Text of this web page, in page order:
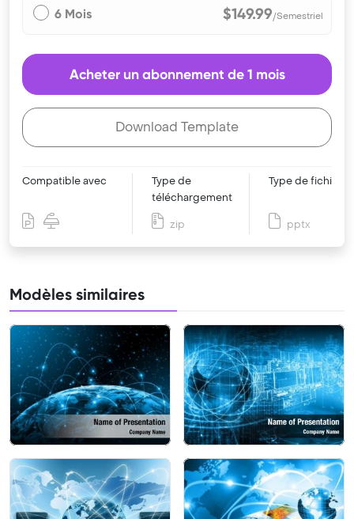
6 Mois $149.99/Semestriel
Acheter un abonnement de 1 mois
Download Template
Compatible avec
Type de
téléchargement
zip
Type de fichier
pptx
Modèles similaires